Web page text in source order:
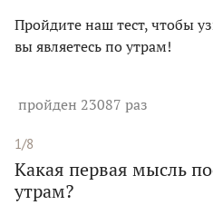
Пройдите наш тест, чтобы
вы являетесь по утрам!
пройден 23087 раз
1/8
Какая первая мысль
утрам?